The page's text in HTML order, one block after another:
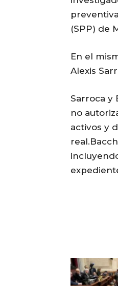
(SPP) de
En el
Alexis
Sarroca y
no
activos y